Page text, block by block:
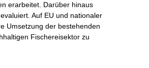
erarbeitet. Darüber hinaus
Auf EU und nationaler
Umsetzung der bestehenden
Fischereisektor zu